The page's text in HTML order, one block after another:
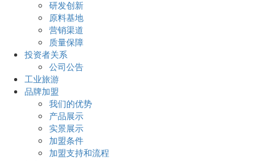
研发创新
原料基地
营销渠道
质量保障
投资者关系
公司公告
工业旅游
品牌加盟
我们的优势
产品展示
实景展示
加盟条件
加盟支持和流程